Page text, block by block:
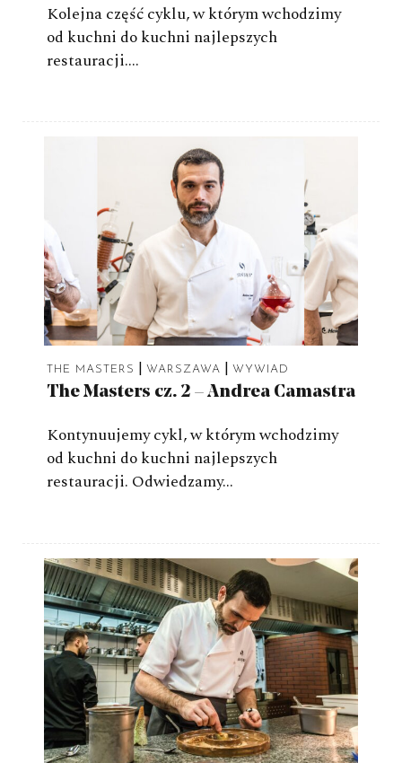
Kolejna część cyklu, w którym wchodzimy
od kuchni do kuchni najlepszych
restauracji….
THE MASTERS | WARSZAWA | WYWIAD
The Masters cz. 2 – Andrea Camastra
Kontynuujemy cykl, w którym wchodzimy
od kuchni do kuchni najlepszych
restauracji. Odwiedzamy…